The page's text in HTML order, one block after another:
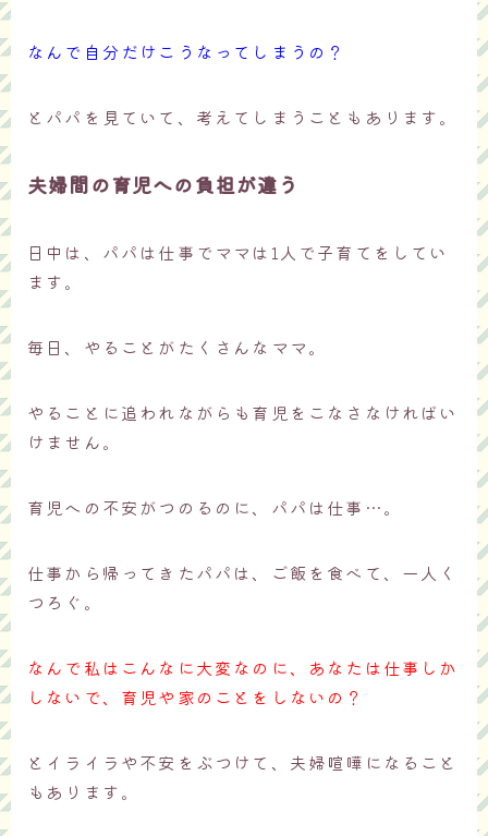
なんで自分だけこうなってしまうの？
とパパを見ていて、考えてしまうこともあります。
夫婦間の育児への負担が違う
日中は、パパは仕事でママは1人で子育てをしてい
ます。
毎日、やることがたくさんなママ。
やることに追われながらも育児をこなさなければい
けません。
育児への不安がつのるのに、パパは仕事…。
仕事から帰ってきたパパは、ご飯を食べて、一人く
つろぐ。
なんで私はこんなに大変なのに、あなたは仕事しか
しないで、育児や家のことをしないの？
とイライラや不安をぶつけて、夫婦喧嘩になること
もあります。